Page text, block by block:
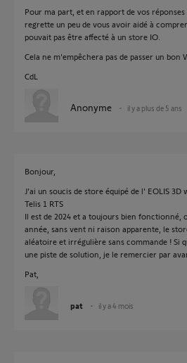
Pour ma part, et en rapport de vos réponses
regrette un peu de vous avoir aidé à
pouvait pas être affecté à un store IO.
Cela ne m'empêchera pas de passer un bon
CdL
Anonyme il y a plus de 5 ans
Bonjour,
J'ai un soucis de store équipé de l' EOLIS
Telis 1 RTS
Il est de 2024 et a toujours bien fonctionné,
année, sans vent ni raison apparente, le
aléatoire et irrégulière sans commande ! Si
une piste de solution, je le remercier par
Pat,
pat il y a 4 mois